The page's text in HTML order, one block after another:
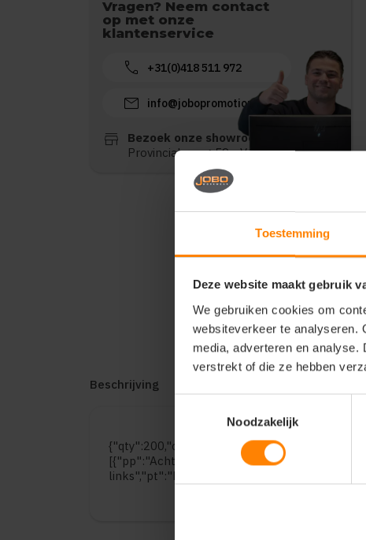
Toestemming
Deze website maakt gebruik
We gebruiken cookies om
websiteverkeer te analyseren.
media, adverteren en analyse.
verstrekt of die ze hebben
Noodzakelijk
Vragen? Neem contact
op met onze
klantenservice
call +31(0)418 511 972
mail info@jobopromotions.nl
store
Bezoek onze showroom:
Provincialeweg 59 - Velddriel
Beschrijving
{"qty":200,"clr":"heather
links","pt":"Bedrukking","ct":"E\u00e9n